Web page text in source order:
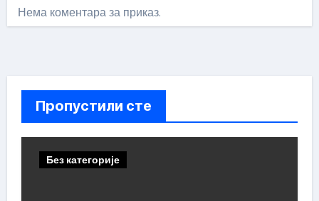
Нема коментара за приказ.
Пропустили сте
Без категорије